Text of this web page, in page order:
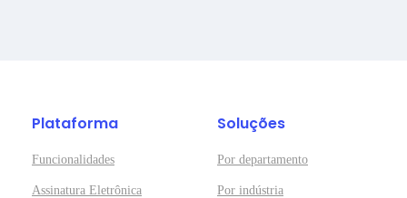
Plataforma
Funcionalidades
Assinatura Eletrônica
Soluções
Por departamento
Por indústria